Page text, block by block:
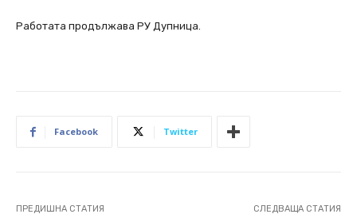
Работата продължава РУ Дупница.
Facebook Twitter
ПРЕДИШНА СТАТИЯ СЛЕДВАЩА СТАТИЯ